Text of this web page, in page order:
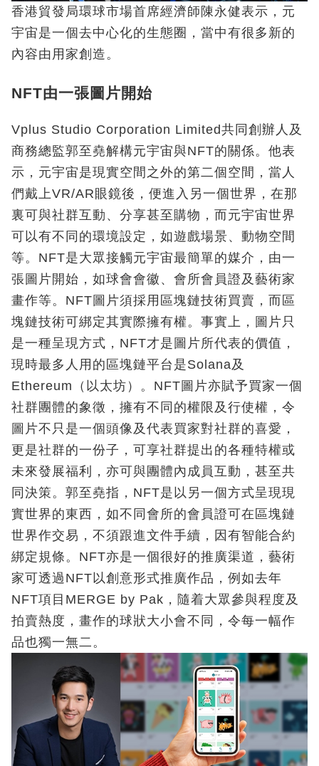
香港貿發局環球市場首席經濟師陳永健表示，元
宇宙是一個去中心化的生態圈，當中有很多新的
內容由用家創造。
NFT由一張圖片開始
Vplus Studio Corporation Limited共同創辦人及
商務總監郭至堯解構元宇宙與NFT的關係。他表
示，元宇宙是現實空間之外的第二個空間，當人
們戴上VR/AR眼鏡後，便進入另一個世界，在那
裏可與社群互動、分享甚至購物，而元宇宙世界
可以有不同的環境設定，如遊戲場景、動物空間
等。NFT是大眾接觸元宇宙最簡單的媒介，由一
張圖片開始，如球會會徽、會所會員證及藝術家
畫作等。NFT圖片須採用區塊鏈技術買賣，而區
塊鏈技術可綁定其實際擁有權。事實上，圖片只
是一種呈現方式，NFT才是圖片所代表的價值，
現時最多人用的區塊鏈平台是Solana及
Ethereum（以太坊）。NFT圖片亦賦予買家一個
社群團體的象徵，擁有不同的權限及行使權，令
圖片不只是一個頭像及代表買家對社群的喜愛，
更是社群的一份子，可享社群提出的各種特權或
未來發展福利，亦可與團體內成員互動，甚至共
同決策。郭至堯指，NFT是以另一個方式呈現現
實世界的東西，如不同會所的會員證可在區塊鏈
世界作交易，不須跟進文件手續，因有智能合約
綁定規條。NFT亦是一個很好的推廣渠道，藝術
家可透過NFT以創意形式推廣作品，例如去年
NFT項目MERGE by Pak，隨着大眾參與程度及
拍賣熱度，畫作的球狀大小會不同，令每一幅作
品也獨一無二。